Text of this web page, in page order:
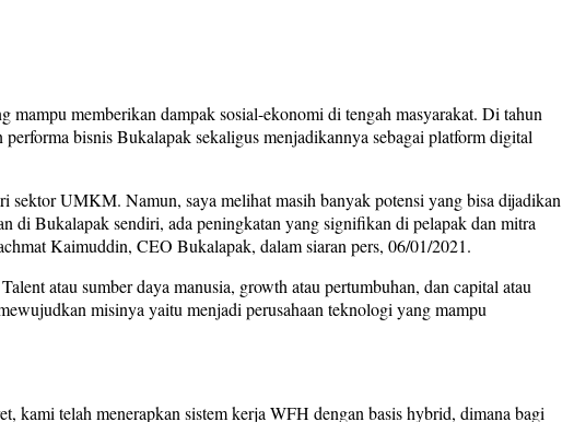
memberikan dampak sosial-ekonomi di tengah masyarakat. Di tahun
bisnis Bukalapak sekaligus menjadikannya sebagai platform digital
UMKM. Namun, saya melihat masih banyak potensi yang bisa dijadikan
di Bukalapak sendiri, ada peningkatan yang signifikan di pelapak dan mitra
Kaimuddin, CEO Bukalapak, dalam siaran pers, 06/01/2021.
atau sumber daya manusia, growth atau pertumbuhan, dan capital atau
misinya yaitu menjadi perusahaan teknologi yang mampu
kami telah menerapkan sistem kerja WFH dengan basis hybrid, dimana bagi